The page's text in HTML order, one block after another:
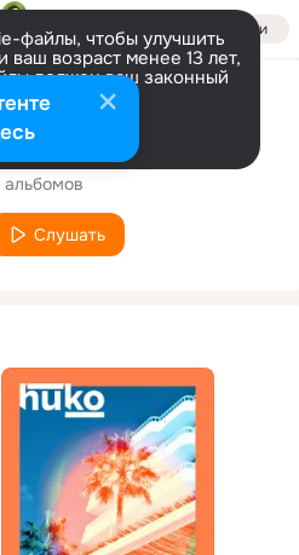
Войти
файлы, чтобы улучшить
ваш возраст менее 13 лет,
должен ваш законный
информации
альбомов
Слушать